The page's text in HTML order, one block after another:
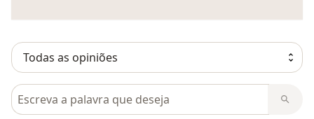
Pesquisar em opiniões